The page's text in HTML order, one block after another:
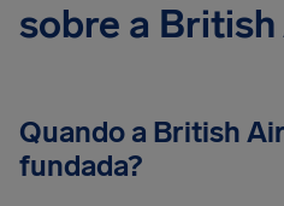
sobre a
Quando a British
fundada?